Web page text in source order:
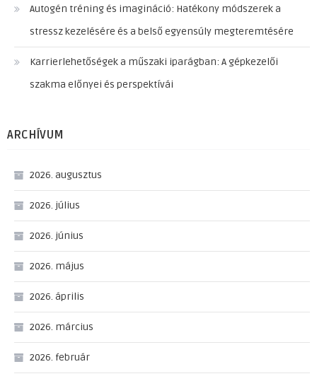
Autogén tréning és imagináció: Hatékony módszerek a
stressz kezelésére és a belső egyensúly megteremtésére
Karrierlehetőségek a műszaki iparágban: A gépkezelői
szakma előnyei és perspektívái
ARCHÍVUM
2026. augusztus
2026. július
2026. június
2026. május
2026. április
2026. március
2026. február